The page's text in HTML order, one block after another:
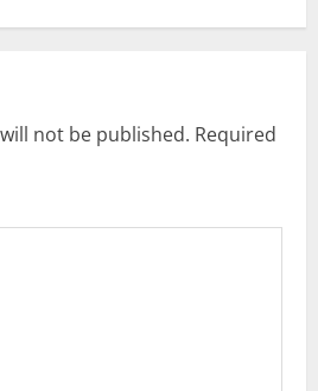
not be published. Required